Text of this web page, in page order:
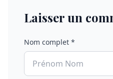
Laisser un
Nom complet *